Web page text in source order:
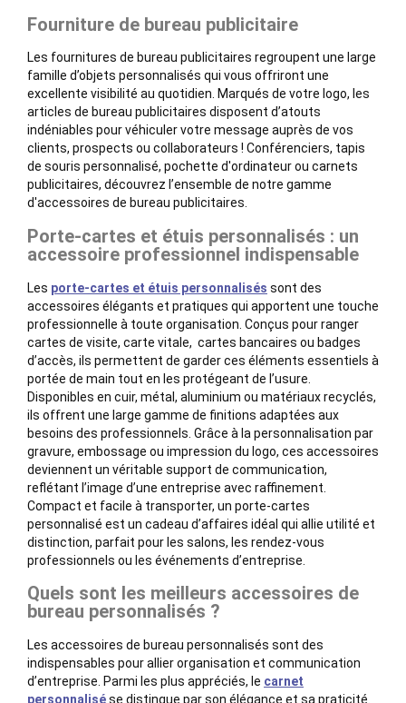
Fourniture de bureau publicitaire
Les fournitures de bureau publicitaires regroupent une large
famille d’objets personnalisés qui vous offriront une
excellente visibilité au quotidien. Marqués de votre logo, les
articles de bureau publicitaires disposent d’atouts
indéniables pour véhiculer votre message auprès de vos
clients, prospects ou collaborateurs ! Conférenciers, tapis
de souris personnalisé, pochette d'ordinateur ou carnets
publicitaires, découvrez l’ensemble de notre gamme
d'accessoires de bureau publicitaires.
Porte-cartes et étuis personnalisés : un
accessoire professionnel indispensable
Les porte-cartes et étuis personnalisés sont des
accessoires élégants et pratiques qui apportent une touche
professionnelle à toute organisation. Conçus pour ranger
cartes de visite, carte vitale, cartes bancaires ou badges
d’accès, ils permettent de garder ces éléments essentiels à
portée de main tout en les protégeant de l’usure.
Disponibles en cuir, métal, aluminium ou matériaux recyclés,
ils offrent une large gamme de finitions adaptées aux
besoins des professionnels. Grâce à la personnalisation par
gravure, embossage ou impression du logo, ces accessoires
deviennent un véritable support de communication,
reflétant l’image d’une entreprise avec raffinement.
Compact et facile à transporter, un porte-cartes
personnalisé est un cadeau d’affaires idéal qui allie utilité et
distinction, parfait pour les salons, les rendez-vous
professionnels ou les événements d’entreprise.
Quels sont les meilleurs accessoires de
bureau personnalisés ?
Les accessoires de bureau personnalisés sont des
indispensables pour allier organisation et communication
d’entreprise. Parmi les plus appréciés, le carnet
personnalisése distingue par son élégance et sa praticité.